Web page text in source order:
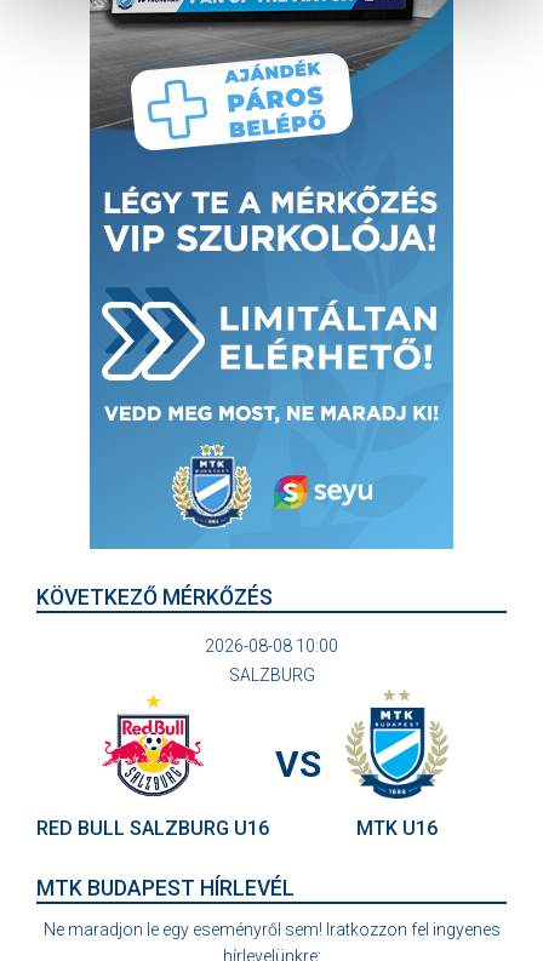
KÖVETKEZŐ MÉRKŐZÉS
2026-08-08 10:00
SALZBURG
RED BULL SALZBURG U16
VS
MTK U16
MTK BUDAPEST HÍRLEVÉL
Ne maradjon le egy eseményről sem! Iratkozzon fel ingyenes
hírlevelünkre: